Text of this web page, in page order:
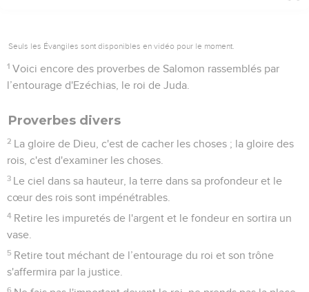
Seuls les Évangiles sont disponibles en vidéo pour le moment.
1 Voici encore des proverbes de Salomon rassemblés par
l’entourage d'Ezéchias, le roi de Juda.
Proverbes divers
2 La gloire de Dieu, c'est de cacher les choses ; la gloire des
rois, c'est d'examiner les choses.
3 Le ciel dans sa hauteur, la terre dans sa profondeur et le
cœur des rois sont impénétrables.
4 Retire les impuretés de l'argent et le fondeur en sortira un
vase.
5 Retire tout méchant de l’entourage du roi et son trône
s'affermira par la justice.
6